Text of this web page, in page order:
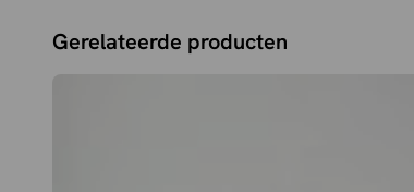
Gerelateerde producten